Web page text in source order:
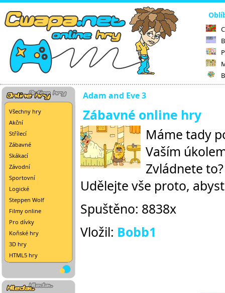
Všechny hry
Akční
Střílecí
Zábavné
Skákací
Závodní
Sportovní
Logické
Steppen Wolf
Filmy online
Pro dívky
Koňské hry
3D hry
HTML5 hry
Adam and Eve 3
Zábavné online hry
Máme tady
Vaším
Zvládnete
Udělejte vše proto,
Spuštěno: 8838x
Vložil: Bobb1